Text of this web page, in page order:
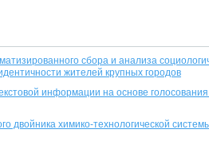
сбора и анализа
жителей крупных городов
информации на основе
двойника химико-технологической